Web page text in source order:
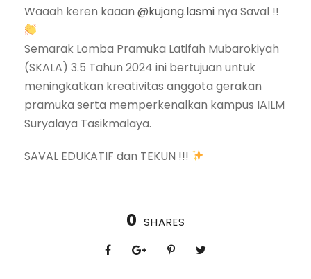
Waaah keren kaaan @kujang.lasmi nya Saval !!
Semarak Lomba Pramuka Latifah Mubarokiyah
(SKALA) 3.5 Tahun 2024 ini bertujuan untuk
meningkatkan kreativitas anggota gerakan
pramuka serta memperkenalkan kampus IAILM
Suryalaya Tasikmalaya.
SAVAL EDUKATIF dan TEKUN !!!
0 SHARES